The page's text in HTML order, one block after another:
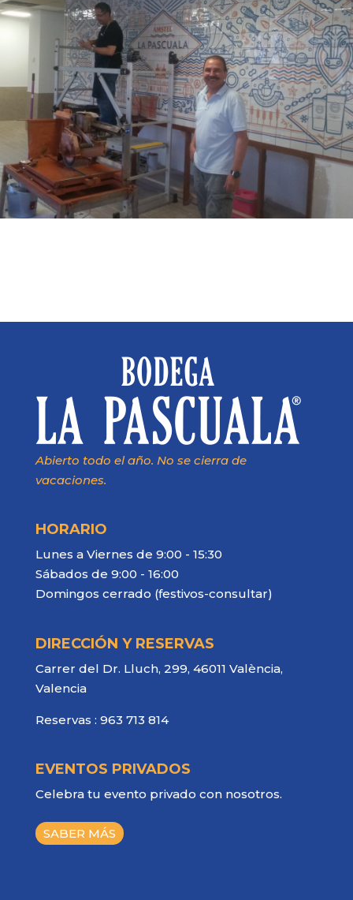
Abierto todo el año. No se cierra de
vacaciones.
HORARIO
Lunes a Viernes de 9:00 - 15:30
Sábados de 9:00 - 16:00
Domingos cerrado (festivos-consultar)
DIRECCIÓN Y RESERVAS
Carrer del Dr. Lluch, 299, 46011 València,
Valencia
Reservas : 963 713 814
EVENTOS PRIVADOS
Celebra tu evento privado con nosotros.
SABER MÁS